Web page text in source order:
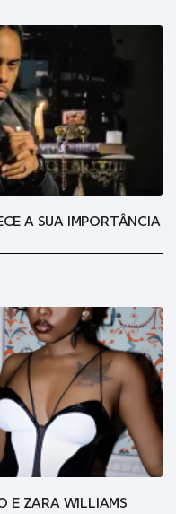
A SUA IMPORTÂNCIA
E ZARA WILLIAMS